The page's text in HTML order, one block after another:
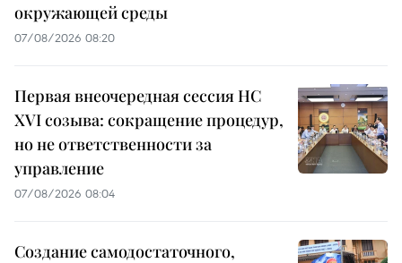
окружающей среды
07/08/2026 08:20
Первая внеочередная сессия НС
XVI созыва: сокращение процедур,
но не ответственности за
управление
07/08/2026 08:04
Создание самодостаточного,